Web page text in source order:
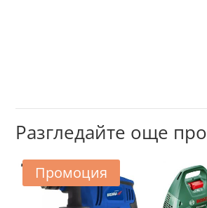
Разгледайте още
Промоция